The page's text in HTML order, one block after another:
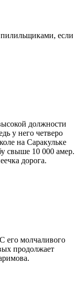
пилильщиками, если
должности
у него четверо
на Саракульке
свыше 10 000 амер.
дорога.
его молчаливого
продолжает